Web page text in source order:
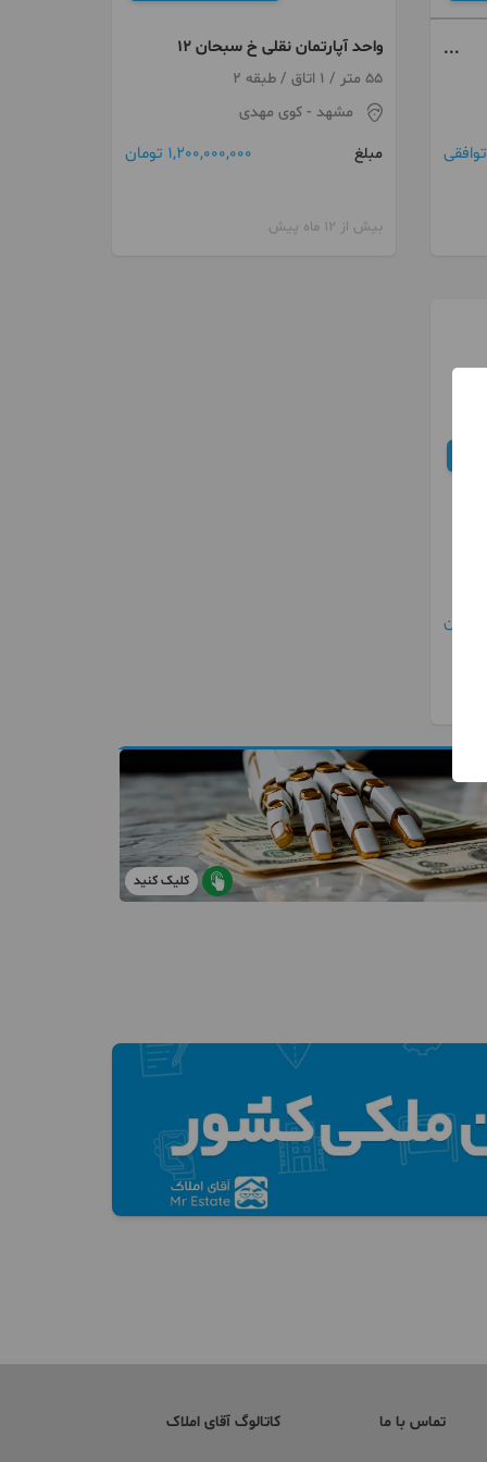
توافقی
واحد آپارتمان نقلی خ سبحان ۱۲
55 متر / 1 اتاق / طبقه 2
مشهد - کوی مهدی
مبلغ
1,200,000,000 تومان
بیش از 12 ماه پیش
کلیک کنید
تماس با ما کاتالوگ آقای املاک